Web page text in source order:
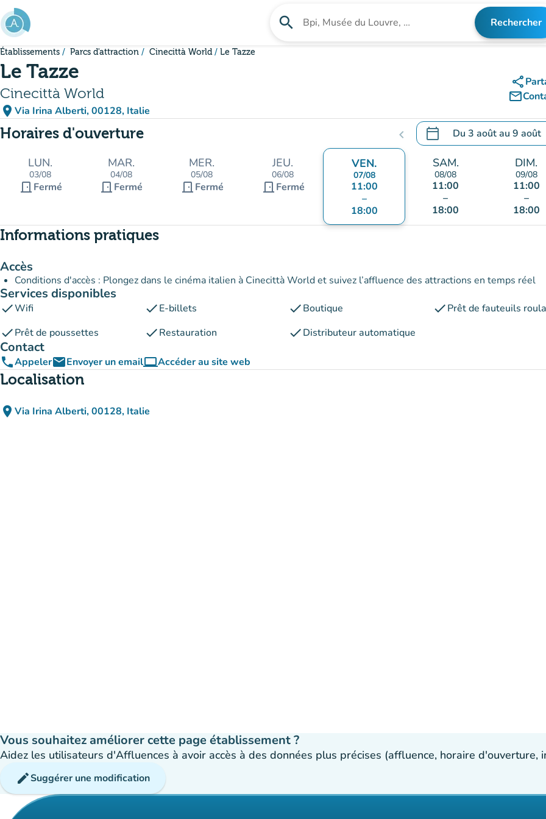
Aller au contenu principal
search Rechercher un établissement Rechercher
Établissements Parcs d'attraction Cinecittà World Le Tazze
Le Tazze
Cinecittà World
place Via Irina Alberti, 00128, Italie
(ouvrir dans Google Maps)
(nouvel onglet)
share
mail_outline
Horaires d'ouverture chevron_left calendar_today Du 3 aoûtau 9 août
.Ouvrir le calendrier pour
LUN.
03/08
door_front Fermé
MAR.
04/08
door_front Fermé
MER.
05/08
door_front Fermé
JEU.
06/08
door_front Fermé
VEN.
07/08
11:00
–
18:00
SAM.
08/08
11:00
–
18:00
DIM.
09/08
11:00
–
18:00
Informations pratiques
Accès
Conditions d'accès : Plongez dans le cinéma italien à Cinecittà World et suivez l’affluence des attractions en temps réel
Services disponibles
checkWifi checkE-billets checkBoutique checkPrêt de fauteuils
checkPrêt de poussettes checkRestauration checkDistributeur automatique
Contact
phoneAppeleremailEnvoyer un emailcomputerAccéder au site web
(nouvel onglet)
Localisation
place Via Irina Alberti, 00128, Italie
(ouvrir dans Google Maps)
(nouvel onglet)
Vous souhaitez améliorer cette page établissement ?
Aidez les utilisateurs d'Affluences à avoir accès à des données plus précises (affluence, horaire
editSuggérer une modification